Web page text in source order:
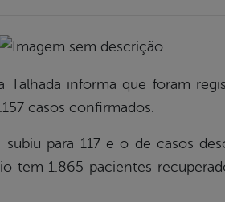
Talhada informa que foram
casos confirmados.
para 117 e o de casos
tem 1.865 pacientes